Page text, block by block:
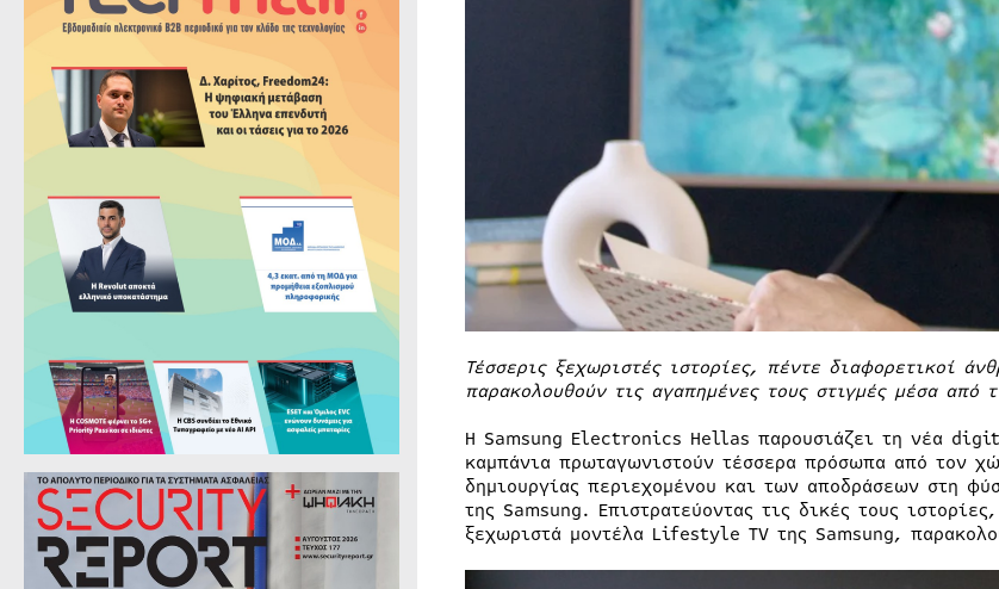
Τέσσερις ξεχωριστές ιστορίες, πέντε διαφορετικοί
παρακολουθούν τις αγαπημένες τους στιγμές μέσα από
Η Samsung Electronics Hellas παρουσιάζει τη νέα
καμπάνια πρωταγωνιστούν τέσσερα πρόσωπα από τον
δημιουργίας περιεχομένου και των αποδράσεων στη
της Samsung. Επιστρατεύοντας τις δικές τους
ξεχωριστά μοντέλα Lifestyle TV της Samsung,